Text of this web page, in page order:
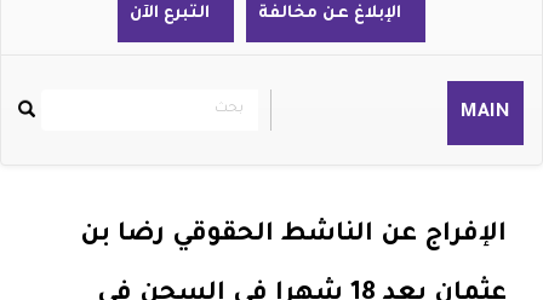
الإبلاغ عن مخالفة التبرع الآن
MAIN
Rechercher
بحث
الإفراج عن الناشط الحقوقي رضا بن
عثمان بعد 18 شهرا في السجن في